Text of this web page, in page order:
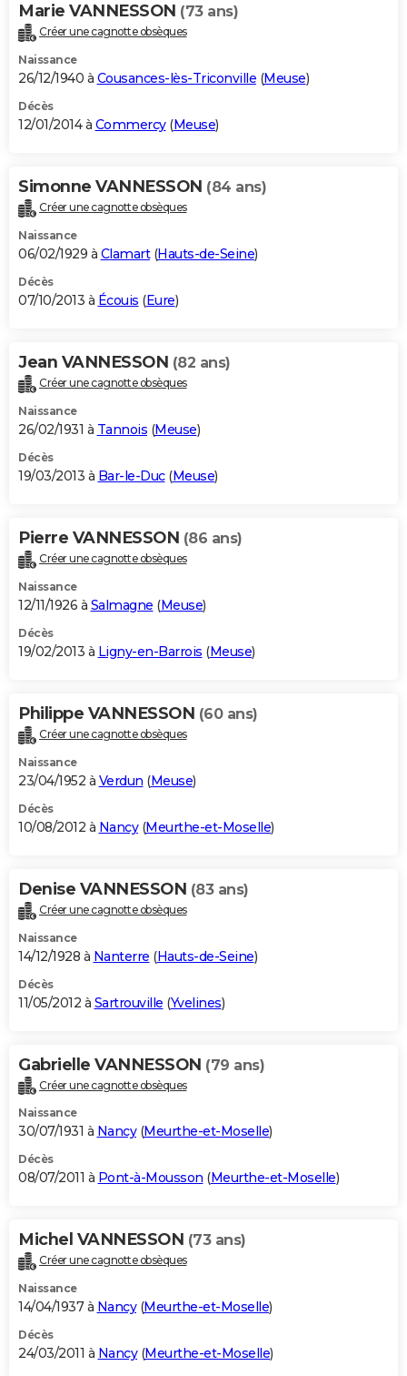
Marie VANNESSON (73 ans)
Créer une cagnotte obsèques
Naissance
26/12/1940 à Cousances-lès-Triconville (Meuse)
Décès
12/01/2014 à Commercy(Meuse)
Simonne VANNESSON (84 ans)
Créer une cagnotte obsèques
Naissance
06/02/1929 à Clamart(Hauts-de-Seine)
Décès
07/10/2013 à Écouis (Eure)
Jean VANNESSON (82 ans)
Créer une cagnotte obsèques
Naissance
26/02/1931 à Tannois (Meuse)
Décès
19/03/2013 à Bar-le-Duc(Meuse)
Pierre VANNESSON (86 ans)
Créer une cagnotte obsèques
Naissance
12/11/1926 à Salmagne (Meuse)
Décès
19/02/2013 à Ligny-en-Barrois (Meuse)
Philippe VANNESSON (60 ans)
Créer une cagnotte obsèques
Naissance
23/04/1952 à Verdun (Meuse)
Décès
10/08/2012 à Nancy(Meurthe-et-Moselle)
Denise VANNESSON (83 ans)
Créer une cagnotte obsèques
Naissance
14/12/1928 à Nanterre (Hauts-de-Seine)
Décès
11/05/2012 à Sartrouville (Yvelines)
Gabrielle VANNESSON (79 ans)
Créer une cagnotte obsèques
Naissance
30/07/1931 à Nancy(Meurthe-et-Moselle)
Décès
08/07/2011 à Pont-à-Mousson (Meurthe-et-Moselle)
Michel VANNESSON (73 ans)
Créer une cagnotte obsèques
Naissance
14/04/1937 à Nancy(Meurthe-et-Moselle)
Décès
24/03/2011 à Nancy(Meurthe-et-Moselle)